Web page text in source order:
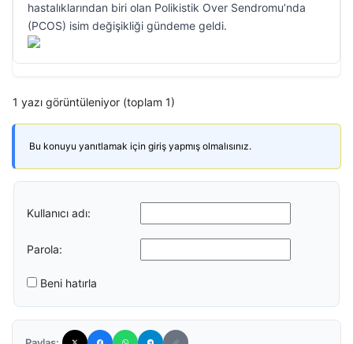
hastalıklarından biri olan Polikistik Over Sendromu’nda
(PCOS) isim değişikliği gündeme geldi.
1 yazı görüntüleniyor (toplam 1)
Bu konuyu yanıtlamak için giriş yapmış olmalısınız.
Kullanıcı adı:
Parola:
Beni hatırla